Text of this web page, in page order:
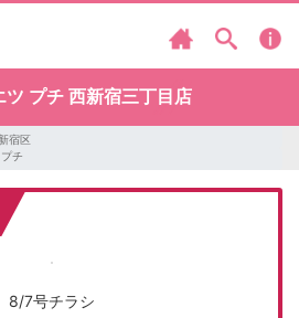
ツ プチ 西新宿三丁目店
新宿区
チ
8/7号チラシ